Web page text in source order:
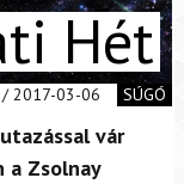
Hét
/ 2017-03-06 SÚGÓ
vár
a Zsolnay